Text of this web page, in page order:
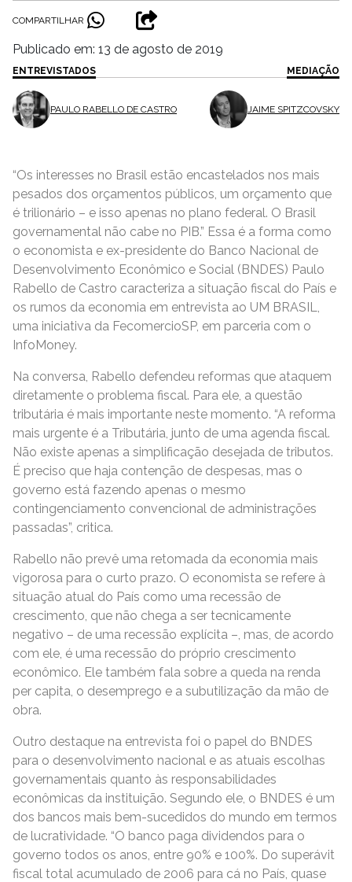
COMPARTILHAR
Publicado em: 13 de agosto de 2019
ENTREVISTADOS
PAULO RABELLO DE CASTRO
MEDIAÇÃO
JAIME SPITZCOVSKY
“Os interesses no Brasil estão encastelados nos mais
pesados dos orçamentos públicos, um orçamento que
é trilionário – e isso apenas no plano federal. O Brasil
governamental não cabe no PIB.” Essa é a forma como
o economista e ex-presidente do Banco Nacional de
Desenvolvimento Econômico e Social (BNDES) Paulo
Rabello de Castro caracteriza a situação fiscal do País e
os rumos da economia em entrevista ao UM BRASIL,
uma iniciativa da FecomercioSP, em parceria com o
InfoMoney.
Na conversa, Rabello defendeu reformas que ataquem
diretamente o problema fiscal. Para ele, a questão
tributária é mais importante neste momento. “A reforma
mais urgente é a Tributária, junto de uma agenda fiscal.
Não existe apenas a simplificação desejada de tributos.
É preciso que haja contenção de despesas, mas o
governo está fazendo apenas o mesmo
contingenciamento convencional de administrações
passadas”, critica.
Rabello não prevê uma retomada da economia mais
vigorosa para o curto prazo. O economista se refere à
situação atual do País como uma recessão de
crescimento, que não chega a ser tecnicamente
negativo – de uma recessão explícita –, mas, de acordo
com ele, é uma recessão do próprio crescimento
econômico. Ele também fala sobre a queda na renda
per capita, o desemprego e a subutilização da mão de
obra.
Outro destaque na entrevista foi o papel do BNDES
para o desenvolvimento nacional e as atuais escolhas
governamentais quanto às responsabilidades
econômicas da instituição. Segundo ele, o BNDES é um
dos bancos mais bem-sucedidos do mundo em termos
de lucratividade. “O banco paga dividendos para o
governo todos os anos, entre 90% e 100%. Do superávit
fiscal total acumulado de 2006 para cá no País, quase